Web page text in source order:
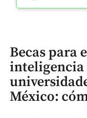
Becas para
México: